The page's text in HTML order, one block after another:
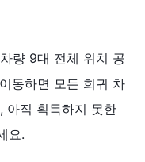
량 9대 전체 위치 공
동하면 모든 희귀 차
아직 획득하지 못한
요.